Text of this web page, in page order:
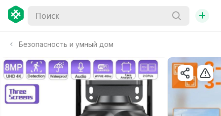
+
Безопасность и умный дом